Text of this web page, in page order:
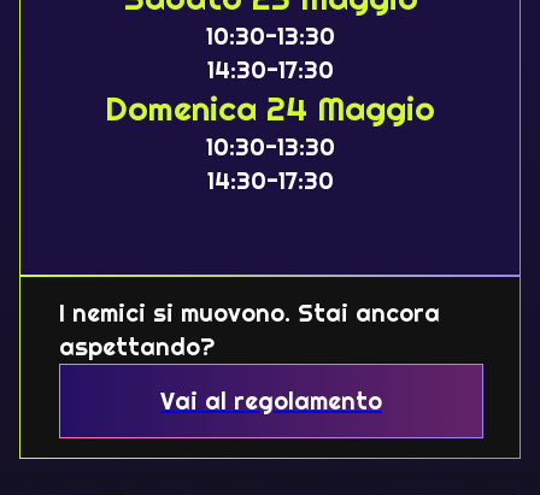
10:30-13:30
14:30-17:30
Domenica 24 Maggio
10:30-13:30
14:30-17:30
I nemici si muovono. Stai ancora
aspettando?
Vai al regolamento